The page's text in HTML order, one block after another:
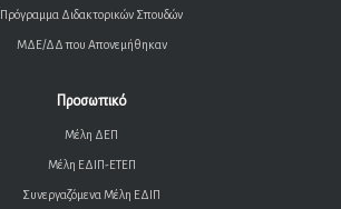
Πρόγραμμα Διδακτορικών Σπουδών
ΜΔΕ/ΔΔ που Απονεμήθηκαν
Προσωπικό
Μέλη ΔΕΠ
Μέλη ΕΔΙΠ-ΕΤΕΠ
Συνεργαζόμενα Μέλη ΕΔΙΠ